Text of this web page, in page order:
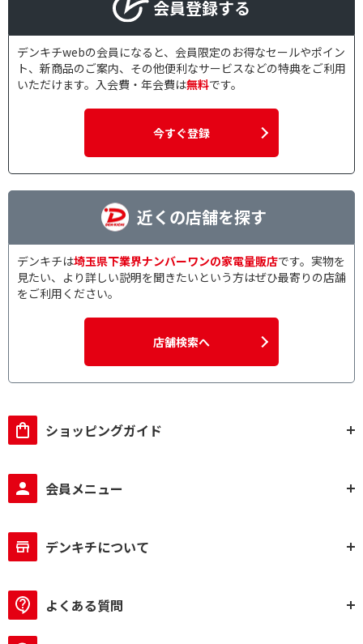
会員登録する
デンキチwebの会員になると、会員限定のお得なセールやポイン
ト、新商品のご案内、その他便利なサービスなどの特典をご利用
いただけます。入会費・年会費は無料です。
今すぐ登録
近くの店舗を探す
デンキチは埼玉県下業界ナンバーワンの家電量販店です。実物を
見たい、より詳しい説明を聞きたいという方はぜひ最寄りの店舗
をご利用ください。
店舗検索へ
ショッピングガイド
会員メニュー
デンキチについて
よくある質問